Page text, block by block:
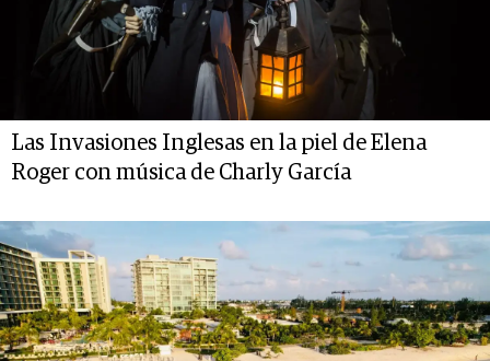
Las Invasiones Inglesas en la piel de Elena
Roger con música de Charly García